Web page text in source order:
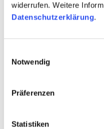
widerrufen. Weitere
Datenschutzerklärung.
Notwendig
Präferenzen
Statistiken
Geschäftsführung:
André Goltzsche
Sendebeginn:
Sendegebiet:
Aufsichtführende